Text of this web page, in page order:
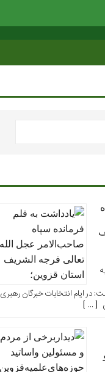
در ایام انتخابات خبرگان رهبری
[ ... ]